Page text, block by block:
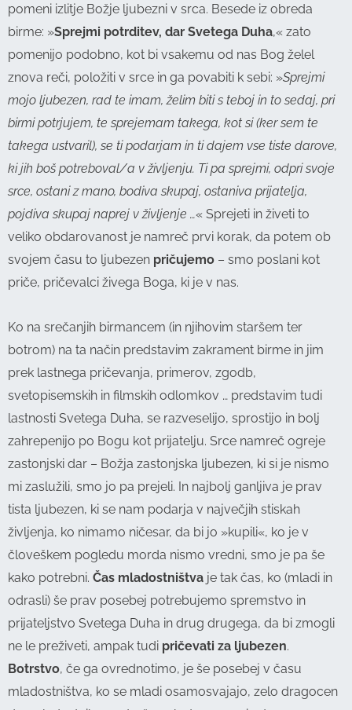
pomeni izlitje Božje ljubezni v srca. Besede iz obreda
birme: »Sprejmi potrditev, dar Svetega Duha,« zato
pomenijo podobno, kot bi vsakemu od nas Bog želel
znova reči, položiti v srce in ga povabiti k sebi: »Sprejmi
mojo ljubezen, rad te imam, želim biti s teboj in to sedaj, pri
birmi potrjujem, te sprejemam takega, kot si (ker sem te
takega ustvaril), se ti podarjam in ti dajem vse tiste darove,
ki jih boš potreboval/a v življenju. Ti pa sprejmi, odpri svoje
srce, ostani z mano, bodiva skupaj, ostaniva prijatelja,
pojdiva skupaj naprej v življenje …« Sprejeti in živeti to
veliko obdarovanost je namreč prvi korak, da potem ob
svojem času to ljubezen pričujemo – smo poslani kot
priče, pričevalci živega Boga, ki je v nas.
Ko na srečanjih birmancem (in njihovim staršem ter
botrom) na ta način predstavim zakrament birme in jim
prek lastnega pričevanja, primerov, zgodb,
svetopisemskih in filmskih odlomkov … predstavim tudi
lastnosti Svetega Duha, se razveselijo, sprostijo in bolj
zahrepenijo po Bogu kot prijatelju. Srce namreč ogreje
zastonjski dar – Božja zastonjska ljubezen, ki si je nismo
mi zaslužili, smo jo pa prejeli. In najbolj ganljiva je prav
tista ljubezen, ki se nam podarja v največjih stiskah
življenja, ko nimamo ničesar, da bi jo »kupili«, ko je v
človeškem pogledu morda nismo vredni, smo je pa še
kako potrebni. Čas mladostništva je tak čas, ko (mladi in
odrasli) še prav posebej potrebujemo spremstvo in
prijateljstvo Svetega Duha in drug drugega, da bi zmogli
ne le preživeti, ampak tudi pričevati za ljubezen.
Botrstvo, če ga ovrednotimo, je še posebej v času
mladostništva, ko se mladi osamosvajajo, zelo dragocen